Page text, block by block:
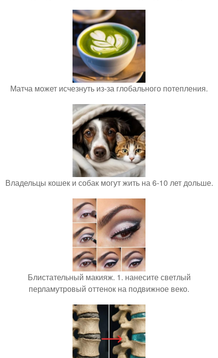
Матча может исчезнуть из-за глобального потепления.
Владельцы кошек и собак могут жить на 6-10 лет дольше.
Блистательный макияж. 1. нанесите светлый
перламутровый оттенок на подвижное веко.